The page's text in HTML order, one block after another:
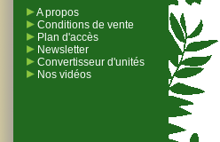
A propos
Conditions de vente
Plan d'accès
Newsletter
Convertisseur d'unités
Nos vidéos